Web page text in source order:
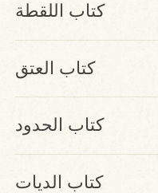
كتاب اللقطة
كتاب العتق
كتاب الحدود
كتاب الديات